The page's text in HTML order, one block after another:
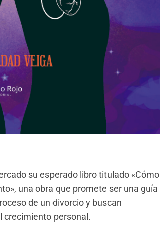
su esperado libro titulado «Cómo
una obra que promete ser una guía
de un divorcio y buscan
crecimiento personal.